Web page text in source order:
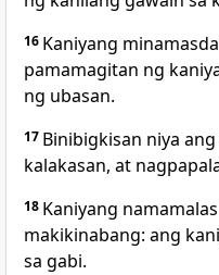
16 Kaniyang
pamamagitan ng
ng ubasan.
17 Binibigkisan niya
kalakasan, at
18 Kaniyang
makikinabang: ang
sa gabi.